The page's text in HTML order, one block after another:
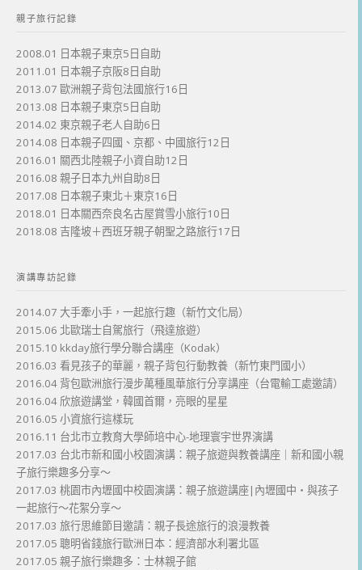
親子旅行記錄
2008.01 日本親子東京5日自助
2011.01 日本親子京阪8日自助
2013.07 歐洲親子背包法國旅行16日
2013.08 日本親子東京5日自助
2014.02 東京親子老人自助6日
2014.08 日本親子四國、京都、中國旅行12日
2016.01 關西北陸親子小資自助12日
2016.08 親子日本九州自助8日
2017.08 日本親子東北＋東京16日
2018.01 日本關西奈良名古屋賞雪小旅行10日
2018.08 吉隆坡＋西班牙親子朝聖之路旅行17日
演講專訪記錄
2014.07 大手牽小手，一起旅行趣（新竹文化局）
2015.06 北歐瑞士自駕旅行（飛達旅遊）
2015.10 kkday旅行學分聯合講座（Kodak）
2016.03 看見孩子的華麗，親子背包行動教養（新竹東門國小）
2016.04 背包歐洲旅行漫步萬種風華旅行分享講座（台電輸工處邀請）
2016.04 欣旅遊講堂，韓國首爾，亮眼的星星
2016.05 小資旅行這樣玩
2016.11 台北市立教育大學師培中心-地理寰宇世界演講
2017.03 台北市新和國小校園演講：親子旅遊與教養講座｜新和國小親
子旅行樂趣多分享～
2017.03 桃園市內壢國中校園演講：親子旅遊講座|內壢國中・與孩子
一起旅行～花絮分享～
2017.03 旅行思維節目邀請：親子長途旅行的浪漫教養
2017.05 聰明省錢旅行歐洲日本：經濟部水利署北區
2017.05 親子旅行樂趣多：士林親子館